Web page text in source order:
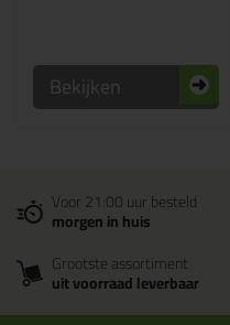
Bekijken
Voor 21:00 uur besteld
morgen in huis
Grootste assortiment
uit voorraad leverbaar